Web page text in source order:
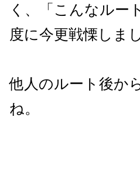
く、「こんなルー
度に今更戦慄しま
他人のルート後か
ね。